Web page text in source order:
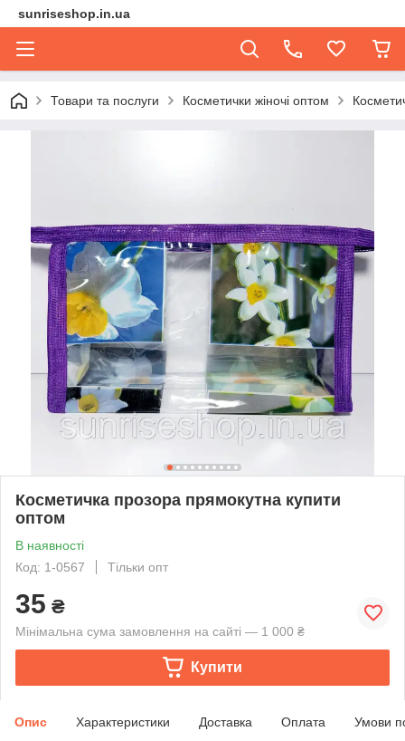
sunriseshop.in.ua
Товари та послуги Косметички жіночі оптом
Косметичка прозора прямокутна купити
оптом
В наявності
Код: 1-0567
Тільки опт
35 ₴
Мінімальна сума замовлення на сайті — 1 000 ₴
Купити
Опис Характеристики Доставка Оплата Умови